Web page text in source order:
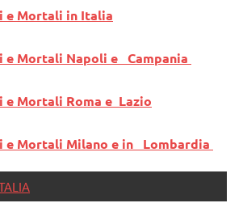
e Mortali in Italia
e Mortali Napoli e Campania
Mortali Roma e Lazio
e Mortali Milano e in Lombardia